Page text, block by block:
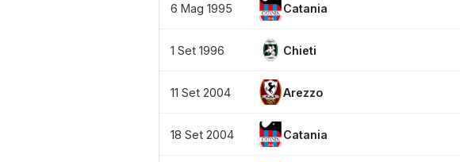
6 Mag 1995 Catania
1 Set 1996 Chieti
11 Set 2004 Arezzo
18 Set 2004 Catania